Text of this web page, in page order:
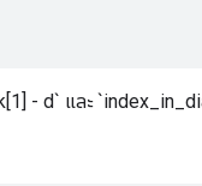
- d` และ